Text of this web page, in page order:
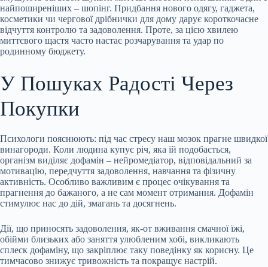
найпоширеніших – шопінг. Придбання нового одягу, гаджета,
косметики чи чергової дрібнички для дому дарує короткочасне
відчуття контролю та задоволення. Проте, за цією хвилею
миттєвого щастя часто настає розчарування та удар по
родинному бюджету.
У Пошуках Радості Через
Покупки
Психологи пояснюють: під час стресу наш мозок прагне швидкої
винагороди. Коли людина купує річ, яка їй подобається,
організм виділяє дофамін – нейромедіатор, відповідальний за
мотивацію, передчуття задоволення, навчання та фізичну
активність. Особливо важливим є процес очікування та
прагнення до бажаного, а не сам момент отримання. Дофамін
стимулює нас до дій, змагань та досягнень.
Дії, що приносять задоволення, як-от вживання смачної їжі,
обійми близьких або заняття улюбленим хобі, викликають
сплеск дофаміну, що закріплює таку поведінку як корисну. Це
тимчасово знижує тривожність та покращує настрій.